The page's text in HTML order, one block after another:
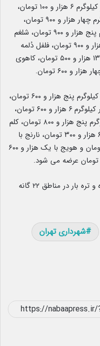
بادمجان دُلمه با ۳۰۰ تومان کاهش هر کیلوگرم ۶ هزار و ۱۰۰ تومان،
پیاز قرمز با ۶۰۰ تومان کاهش هر کیلوگرم چهار هزار و ۹۰۰ تومان،
چُغندر با ۳۰۰ تومان کاهش هر کیلوگرم پنج هزار و ۹۰۰ تومان، شلغم
کیلوگرم پنج هزار و ۹۰۰ تومان، فلفل دُلمه
رنگی با ۷۰۰ تومان کاهش هر کیلوگرم ۱۳ هزار و ۵۰۰ تومان، کاهوی
کاهش هر کیلوگرم پنج هزار و ۶۰۰ تومان،
۶ هزار و ۶۰۰ تومان،
کلم سفید با ۵۰۰ تومان کاهش هر کیلوگرم پنج هزار و ۸۰۰ تومان، کلم
کاهش هر کیلوگرم ۶ هزار و ۳۰۰ تومان، نارنج با
۵۰۰ تومان کاهش هر کیلوگرم ۶ هزار تومان و هویج با یک هزار و ۶۰۰
به گزارش ایرنا، ۲۶۳ میدان و بازار میوه و تره بار در مناطق ۲۲ گانه
شهرداری تهران